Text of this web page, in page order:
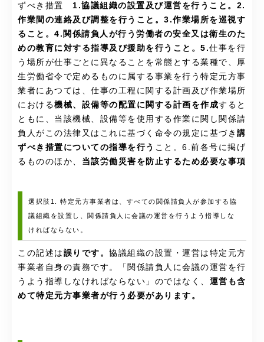
ずべき措置 1.協議組織の設置及び運営を行うこと。2.
作業間の連絡及び調整を行うこと。3.作業場所を巡視す
ること。4.関係請負人が行う労働者の安全又は衛生のた
めの教育に対する指導及び援助を行うこと。5.仕事を行
う場所が仕事ごとに異なることを常態とする業種で、厚
生労働省令で定めるものに属する事業を行う特定元方事
業者にあつては、仕事の工程に関する計画及び作業場所
における機械、設備等の配置に関する計画を作成すると
ともに、当該機械、設備等を使用する作業に関し関係請
負人がこの法律又はこれに基づく命令の規定に基づき 講
ずべき措置についての指導を行う こと。6.前各号に掲げ
るもののほか、 当該労働災害を防止するため必要な事項
選択肢1. 特定元方事業者は、すべての関係請負人が参加する協
議組織を設置し、関係請負人に会議の運営を行うよう指導しな
ければならない。
この記述は 誤りです。 協議組織の設置・運営は特定元方
事業者自身の責務です。「関係請負人に会議の運営を行
うよう指導しなければならない」のではなく、 運営も含
めて特定元方事業者が行う必要があります。